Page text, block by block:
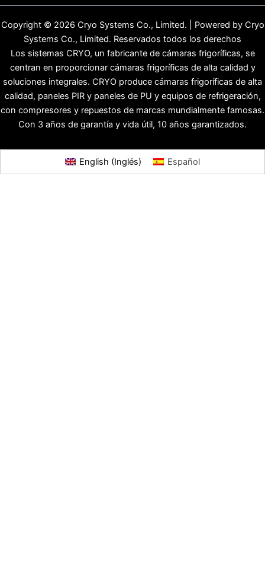
Copyright © 2026 Cryo Systems Co., Limited. | Powered by Cryo
Systems Co., Limited. Reservados todos los derechos
Los sistemas CRYO, un fabricante de cámaras frigoríficas, se
centran en proporcionar cámaras frigoríficas de alta calidad y
soluciones integrales. CRYO produce cámaras frigoríficas de alta
calidad, paneles PIR y paneles de PU y equipos de refrigeración,
con compresores y repuestos de marcas mundialmente famosas.
Con 3 años de garantía y vida útil, 10 años garantizados.
English (Inglés) Español